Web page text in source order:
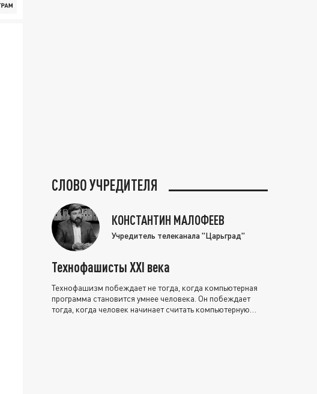
СЛОВО УЧРЕДИТЕЛЯ
КОНСТАНТИН МАЛОФЕЕВ
Учредитель телеканала "Царьград"
Технофашисты XXI века
Технофашизм побеждает не тогда, когда компьютерная
программа становится умнее человека. Он побеждает
тогда, когда человек начинает считать компьютерную